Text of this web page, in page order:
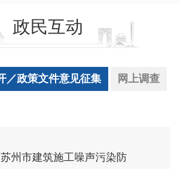
政民互动
／政策文件意见征集 网上调查
州市建筑施工噪声污染防